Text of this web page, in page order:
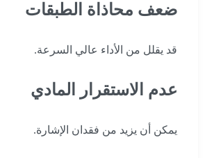
ضعف محاذاة الطبقات
قد يقلل من الأداء عالي السرعة.
عدم الاستقرار المادي
يمكن أن يزيد من فقدان الإشارة.